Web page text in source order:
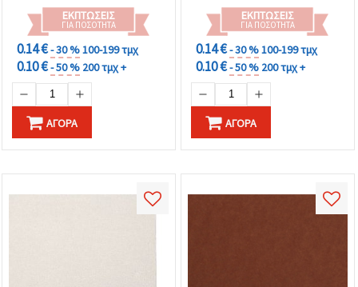
ΕΚΠΤΏΣΕΙΣ
ΓΙΑ ΠΟΣΌΤΗΤΑ
0.14 €- 30 %100-199 τμχ
0.10 €- 50 % 200 τμχ +
ΑΓΟΡΆ
ΕΚΠΤΏΣΕΙΣ
ΓΙΑ ΠΟΣΌΤΗΤΑ
0.14 €- 30 %100-199 τμχ
0.10 €- 50 % 200 τμχ +
ΑΓΟΡΆ